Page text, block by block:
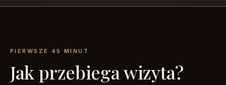
PIERWSZE 45 MINUT
Jak przebiega wizyta?